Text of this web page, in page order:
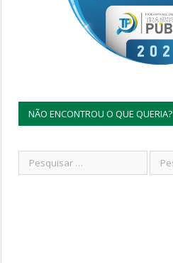
NÃO ENCONTROU O QUE QUERIA?